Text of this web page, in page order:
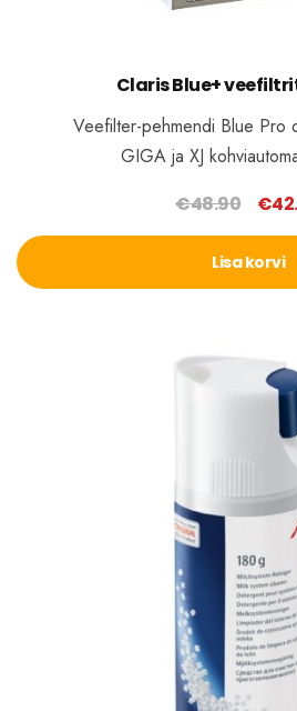
Claris Blue+
Veefilter-pehmendi Blue Pro
GIGA ja XJ
€48.90
hind
oli:
€
Lisa korvi